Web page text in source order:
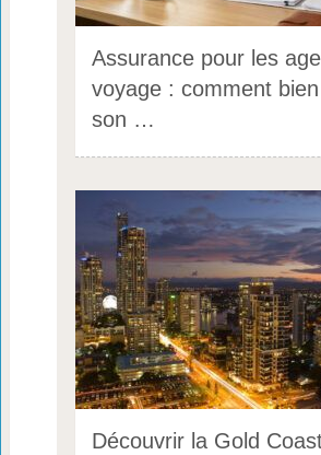
Assurance pour les
voyage : comment
son …
Découvrir la Gold